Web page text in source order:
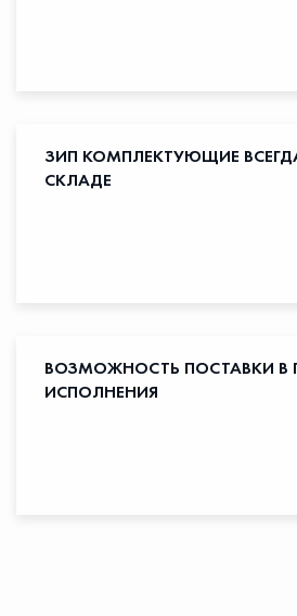
ЗИП КОМПЛЕКТУЮЩИЕ
СКЛАДЕ
ВОЗМОЖНОСТЬ ПОСТАВКИ
ИСПОЛНЕНИЯ